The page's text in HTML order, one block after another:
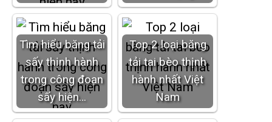
Tìm hiểu băng tải
sấy thịnh hành
trong công đoạn
sấy hiện…
Top 2 loại băng
tải tai bèo thịnh
hành nhất Việt
Nam